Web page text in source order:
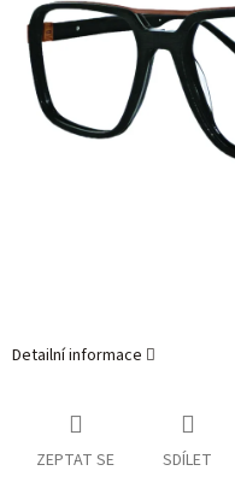
hvězdiček.
Detailní informace
ZEPTAT SE SDÍLET